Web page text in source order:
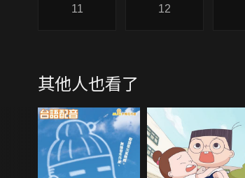
11 12
其他人也看了